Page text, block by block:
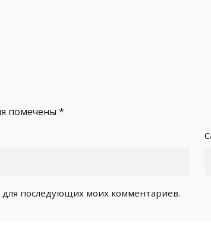
помечены *
для последующих моих комментариев.